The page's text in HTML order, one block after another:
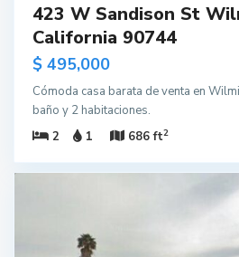
423 W Sandison St
California 90744
$ 495,000
Cómoda casa barata de venta en
baño y 2 habitaciones.
2
1 686 ft2